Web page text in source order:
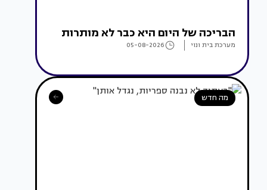
הבריכה של היום היא כבר לא מותרות
מערכת בית ונוי 05-08-2026
מה חדש